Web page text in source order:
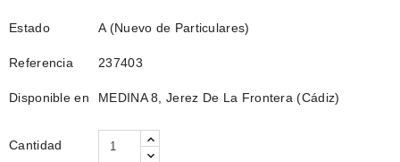
Estado A (Nuevo de Particulares)
Referencia 237403
Disponible en MEDINA 8, Jerez De La Frontera (Cádiz)
Cantidad